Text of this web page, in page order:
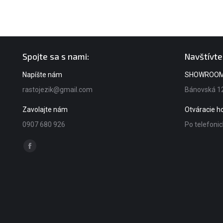
Spojte sa s nami:
Napíšte nám
rastojezik@gmail.com
Zavolajte nám
0907 680 926
Find us on:
Bánovská
Otváracie
Po